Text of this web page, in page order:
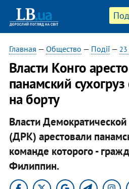
Главная — Общество — Події— 23
Власти Конго
панамский
на борту
Власти
(ДРК) арестовали
команде которого -
Филиппин.